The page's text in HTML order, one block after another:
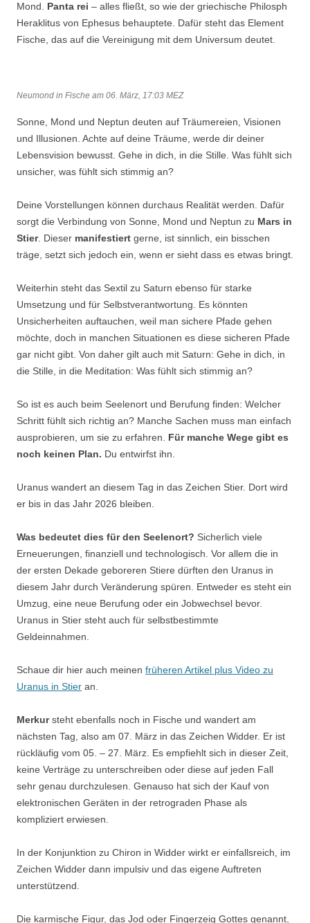
Mond. Panta rei – alles fließt, so wie der griechische Philosph
Heraklitus von Ephesus behauptete. Dafür steht das Element
Fische, das auf die Vereinigung mit dem Universum deutet.
Neumond in Fische am 06. März, 17:03 MEZ
Sonne, Mond und Neptun deuten auf Träumereien, Visionen
und Illusionen. Achte auf deine Träume, werde dir deiner
Lebensvision bewusst. Gehe in dich, in die Stille. Was fühlt sich
unsicher, was fühlt sich stimmig an?
Deine Vorstellungen können durchaus Realität werden. Dafür
sorgt die Verbindung von Sonne, Mond und Neptun zu Mars in
Stier. Dieser manifestiert gerne, ist sinnlich, ein bisschen
träge, setzt sich jedoch ein, wenn er sieht dass es etwas bringt.
Weiterhin steht das Sextil zu Saturn ebenso für starke
Umsetzung und für Selbstverantwortung. Es könnten
Unsicherheiten auftauchen, weil man sichere Pfade gehen
möchte, doch in manchen Situationen es diese sicheren Pfade
gar nicht gibt. Von daher gilt auch mit Saturn: Gehe in dich, in
die Stille, in die Meditation: Was fühlt sich stimmig an?
So ist es auch beim Seelenort und Berufung finden: Welcher
Schritt fühlt sich richtig an? Manche Sachen muss man einfach
ausprobieren, um sie zu erfahren. Für manche Wege gibt es
noch keinen Plan. Du entwirfst ihn.
Uranus wandert an diesem Tag in das Zeichen Stier. Dort wird
er bis in das Jahr 2026 bleiben.
Was bedeutet dies für den Seelenort? Sicherlich viele
Erneuerungen, finanziell und technologisch. Vor allem die in
der ersten Dekade geboreren Stiere dürften den Uranus in
diesem Jahr durch Veränderung spüren. Entweder es steht ein
Umzug, eine neue Berufung oder ein Jobwechsel bevor.
Uranus in Stier steht auch für selbstbestimmte
Geldeinnahmen.
Schaue dir hier auch meinen früheren Artikel plus Video zu
Uranus in Stier an.
Merkursteht ebenfalls noch in Fische und wandert am
nächsten Tag, also am 07. März in das Zeichen Widder. Er ist
rückläufig vom 05. – 27. März. Es empfiehlt sich in dieser Zeit,
keine Verträge zu unterschreiben oder diese auf jeden Fall
sehr genau durchzulesen. Genauso hat sich der Kauf von
elektronischen Geräten in der retrograden Phase als
kompliziert erwiesen.
In der Konjunktion zu Chiron in Widder wirkt er einfallsreich, im
Zeichen Widder dann impulsiv und das eigene Auftreten
unterstützend.
Die karmische Figur, das Jod oder Fingerzeig Gottes genannt,